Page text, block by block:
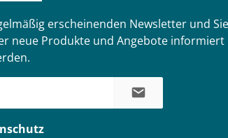
erscheinenden Newsletter und Sie
neue Produkte und Angebote informiert